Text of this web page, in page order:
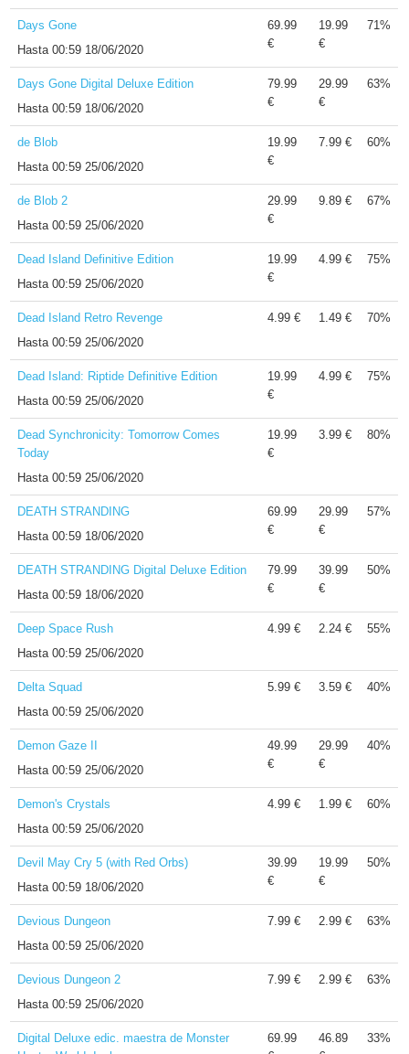
Days Gone
Hasta00:59 18/06/2020
69.99
€
19.99
€
71%
Days Gone Digital Deluxe Edition
Hasta00:59 18/06/2020
79.99
€
29.99
€
63%
de Blob
Hasta00:59 25/06/2020
19.99
€
7.99 € 60%
de Blob 2
Hasta00:59 25/06/2020
29.99
€
9.89 € 67%
Dead Island Definitive Edition
Hasta00:59 25/06/2020
19.99
€
4.99 € 75%
Dead Island Retro Revenge
Hasta00:59 25/06/2020
4.99 € 1.49 € 70%
Dead Island: Riptide Definitive Edition
Hasta00:59 25/06/2020
19.99
€
4.99 € 75%
Dead Synchronicity: Tomorrow Comes
Today
Hasta00:59 25/06/2020
19.99
€
3.99 € 80%
DEATH STRANDING
Hasta00:59 18/06/2020
69.99
€
29.99
€
57%
DEATH STRANDING Digital Deluxe Edition
Hasta00:59 18/06/2020
79.99
€
39.99
€
50%
Deep Space Rush
Hasta00:59 25/06/2020
4.99 € 2.24 € 55%
Delta Squad
Hasta00:59 25/06/2020
5.99 € 3.59 € 40%
Demon Gaze II
Hasta00:59 25/06/2020
49.99
€
29.99
€
40%
Demon's Crystals
Hasta00:59 25/06/2020
4.99 € 1.99 € 60%
Devil May Cry 5 (with Red Orbs)
Hasta00:59 18/06/2020
39.99
€
19.99
€
50%
Devious Dungeon
Hasta00:59 25/06/2020
7.99 € 2.99 € 63%
Devious Dungeon 2
Hasta00:59 25/06/2020
7.99 € 2.99 € 63%
Digital Deluxe edic. maestra de Monster
69.99
46.89
33%